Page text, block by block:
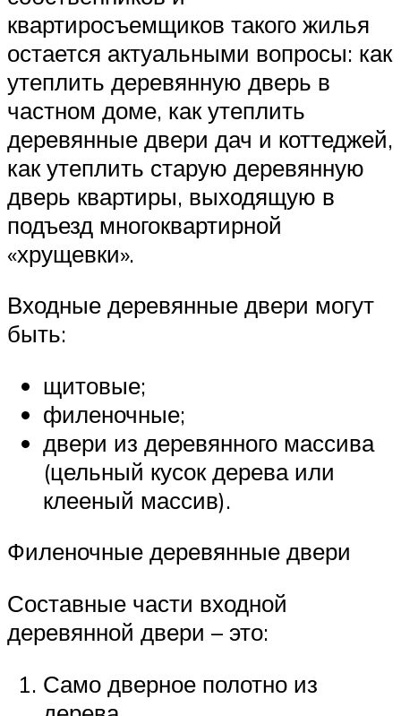
квартиросъемщиков такого жилья
остается актуальными вопросы: как
утеплить деревянную дверь в
частном доме, как утеплить
деревянные двери дач и коттеджей,
как утеплить старую деревянную
дверь квартиры, выходящую в
подъезд многоквартирной
«хрущевки».
Входные деревянные двери могут
быть:
щитовые;
филеночные;
двери из деревянного массива
(цельный кусок дерева или
клееный массив).
Филеночные деревянные двери
Составные части входной
деревянной двери – это:
Само дверное полотно из